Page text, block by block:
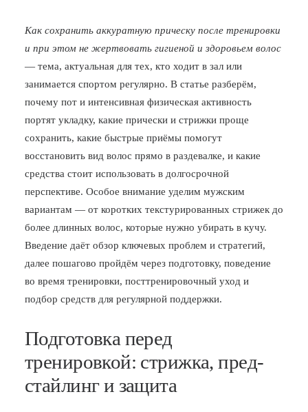
ВАКАНСИИ
АКАДЕМИЯ БАРБЕРОВ
ФРАНШИЗА
БЛОГ
ПОЖАЛОВАТЬСЯ
Как сохранить аккуратную прическу после тренировки
и при этом не жертвовать гигиеной и здоровьем волос
— тема, актуальная для тех, кто ходит в зал или
занимается спортом регулярно. В статье разберём,
почему пот и интенсивная физическая активность
портят укладку, какие прически и стрижки проще
сохранить, какие быстрые приёмы помогут
восстановить вид волос прямо в раздевалке, и какие
средства стоит использовать в долгосрочной
перспективе. Особое внимание уделим мужским
вариантам — от коротких текстурированных стрижек до
более длинных волос, которые нужно убирать в кучу.
Введение даёт обзор ключевых проблем и стратегий,
далее пошагово пройдём через подготовку, поведение
во время тренировки, посттренировочный уход и
подбор средств для регулярной поддержки.
Подготовка перед
тренировкой: стрижка, пред-
стайлинг и защита